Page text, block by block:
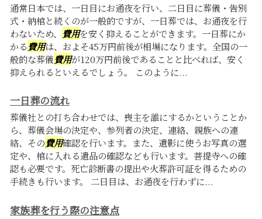
通常日本では、一日目にお通夜を行い、二日目に葬儀・告別
式・納棺と続くのが一般的ですが、一日葬では、お通夜を行
わないため、 費用を安く抑えることができます。一日葬にか
かる費用は、およそ45万円前後が相場になります。全国の一
般的な葬儀費用が120万円前後であることと比べれば、安く
抑えられるといえるでしょう。 このように...
一日葬の流れ
葬儀社との打ち合わせでは、喪主を誰にするかということか
ら、葬儀会場の決定や、参列者の決定、連絡、親族への連
絡、その費用確認を行います。また、遺影に使うお写真の選
定や、棺に入れる遺品の確認なども行います。菩提寺への確
認も必要です。死亡診断書の提出や火葬許可証を得るための
手続きも行います。 二日目は、お通夜を行わずに...
家族葬を行う際の注意点